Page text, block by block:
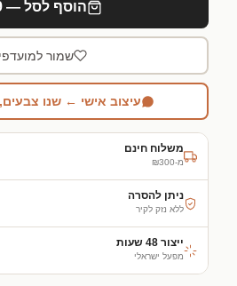
הוסף לסל — ₪89
שמור
עיצוב אישי ← שנו
משלוח חינם
מ-₪300
ניתן להסרה
ללא נזק לקיר
ייצור 48 שעות
מפעל ישראלי